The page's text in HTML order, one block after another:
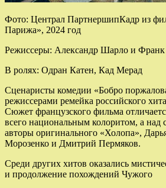
Фото: Централ ПартнершипКадр из
Парижа», 2024 год
Режиссеры: Александр Шарло и
В ролях: Одран Катен, Кад Мерад
Сценаристы комедии «Бобро
режиссерами ремейка российского
Сюжет французского фильма
всего национальным колоритом, а над
авторы оригинального «Холопа»,
Морозенко и Дмитрий Пермяков.
Среди других хитов оказались
и продолжение похождений Чужого